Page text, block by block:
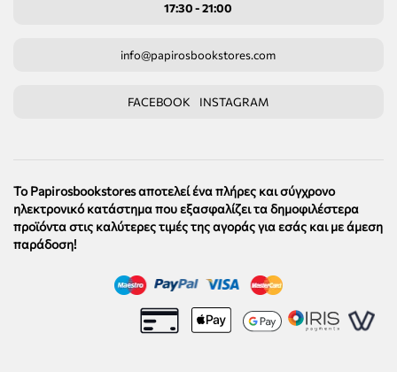
17:30 - 21:00
info@papirosbookstores.com
FACEBOOK INSTAGRAM
Το Papirosbookstores αποτελεί ένα πλήρες και σύγχρονο
ηλεκτρονικό κατάστημα που εξασφαλίζει τα δημοφιλέστερα
προϊόντα στις καλύτερες τιμές της αγοράς για εσάς και με άμεση
παράδοση!